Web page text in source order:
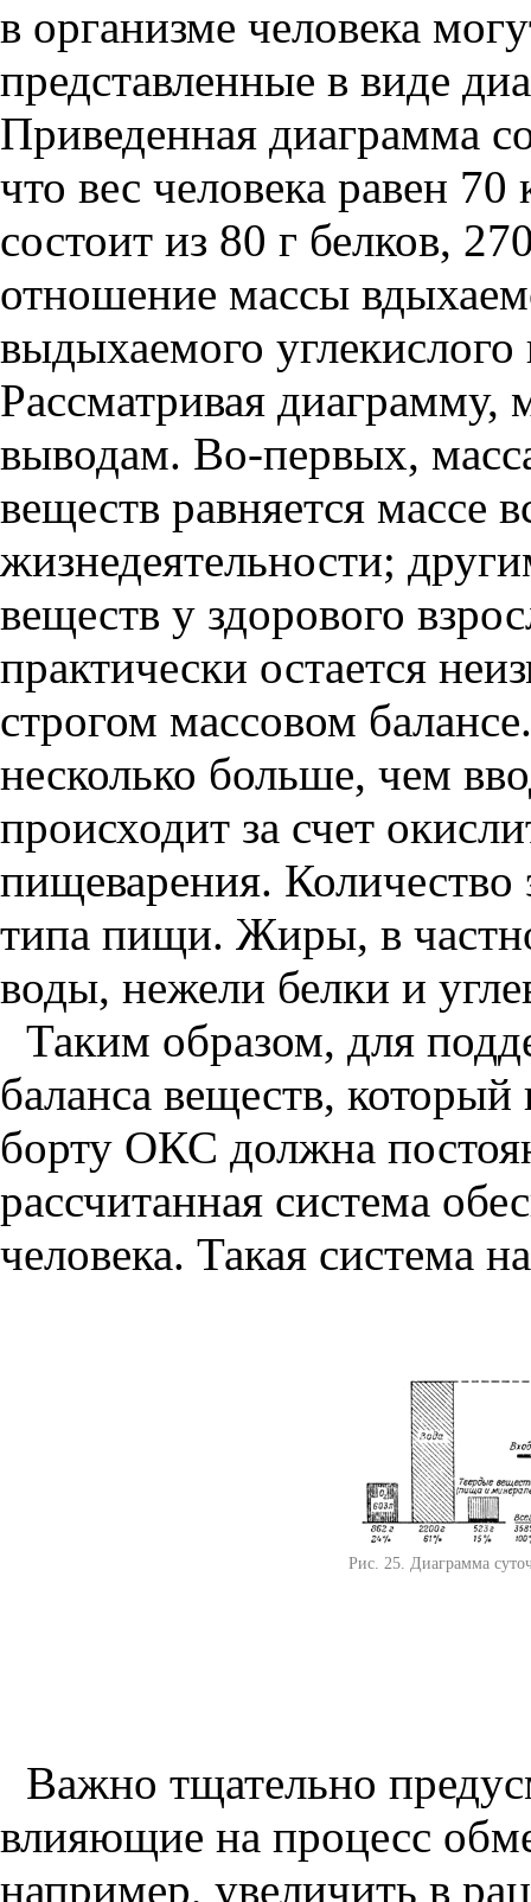
в организме человека
представленные в виде
Приведенная диаграмма
что вес человека равен
состоит из 80 г белков,
отношение массы
выдыхаемого углекислого
Рассматривая
выводам. Во-первых,
веществ равняется массе
жизнедеятельности;
веществ у здорового
практически остается
строгом массовом
несколько больше, чем
происходит за счет
пищеварения.
типа пищи. Жиры, в
воды, нежели белки и
Таким образом, для
баланса веществ, который
борту ОКС должна
рассчитанная система
человека. Такая система
Рис. 25. Диаграмма
Важно тщательно
влияющие на процесс
например, увеличить в